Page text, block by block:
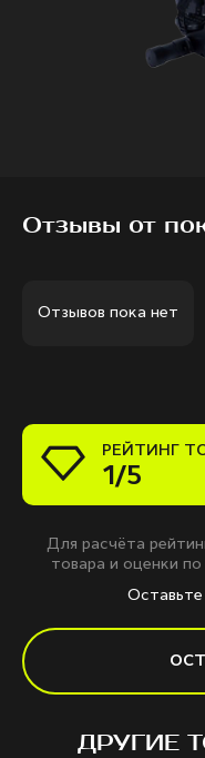
Отзывы от
Отзывов пока нет
РЕЙТИНГ
1/5
Для расчёта
товара и оценки
Оставьте
ДРУГИЕ